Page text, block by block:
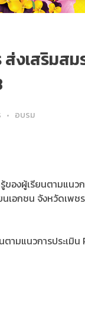
งเสริมส
อบรม
ของผู้เรียนตามแนวก
นเอกชน จังหวัดเพ
ามแนวการประเมิน